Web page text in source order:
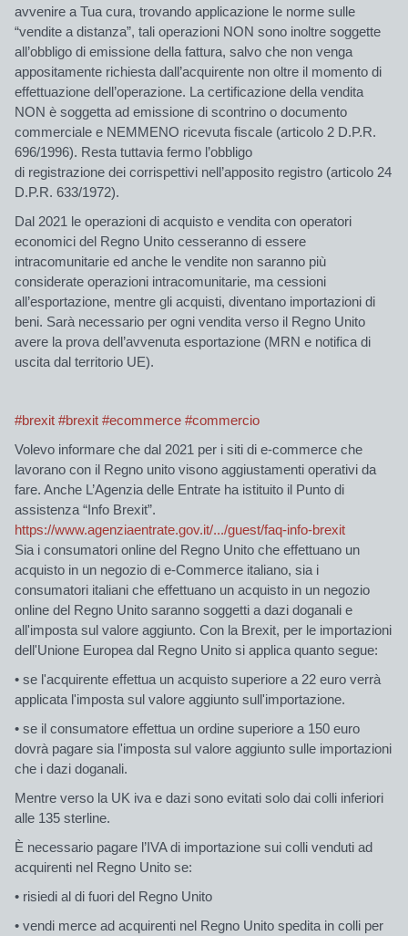
avvenire a Tua cura, trovando applicazione le norme sulle
“vendite a distanza”, tali operazioni NON sono inoltre soggette
all’obbligo di emissione della fattura, salvo che non venga
appositamente richiesta dall’acquirente non oltre il momento di
effettuazione dell’operazione. La certificazione della vendita
NON è soggetta ad emissione di scontrino o documento
commerciale e NEMMENO ricevuta fiscale (articolo 2 D.P.R.
696/1996). Resta tuttavia fermo l’obbligo
di registrazione dei corrispettivi nell’apposito registro (articolo 24
D.P.R. 633/1972).
Dal 2021 le operazioni di acquisto e vendita con operatori
economici del Regno Unito cesseranno di essere
intracomunitarie ed anche le vendite non saranno più
considerate operazioni intracomunitarie, ma cessioni
all’esportazione, mentre gli acquisti, diventano importazioni di
beni. Sarà necessario per ogni vendita verso il Regno Unito
avere la prova dell’avvenuta esportazione (MRN e notifica di
uscita dal territorio UE).
#brexit #brexit #ecommerce #commercio
Volevo informare che dal 2021 per i siti di e-commerce che
lavorano con il Regno unito visono aggiustamenti operativi da
fare. Anche L’Agenzia delle Entrate ha istituito il Punto di
assistenza “Info Brexit”.
https://www.agenziaentrate.gov.it/.../guest/faq-info-brexit
Sia i consumatori online del Regno Unito che effettuano un
acquisto in un negozio di e-Commerce italiano, sia i
consumatori italiani che effettuano un acquisto in un negozio
online del Regno Unito saranno soggetti a dazi doganali e
all'imposta sul valore aggiunto. Con la Brexit, per le importazioni
dell'Unione Europea dal Regno Unito si applica quanto segue:
• se l'acquirente effettua un acquisto superiore a 22 euro verrà
applicata l'imposta sul valore aggiunto sull'importazione.
• se il consumatore effettua un ordine superiore a 150 euro
dovrà pagare sia l'imposta sul valore aggiunto sulle importazioni
che i dazi doganali.
Mentre verso la UK iva e dazi sono evitati solo dai colli inferiori
alle 135 sterline.
È necessario pagare l’IVA di importazione sui colli venduti ad
acquirenti nel Regno Unito se:
• risiedi al di fuori del Regno Unito
• vendi merce ad acquirenti nel Regno Unito spedita in colli per